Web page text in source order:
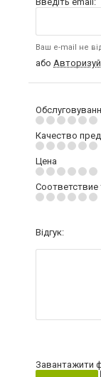
Ваш e-mail не
або
Качество
Цена
Соответствие
Відгук:
Завантажити